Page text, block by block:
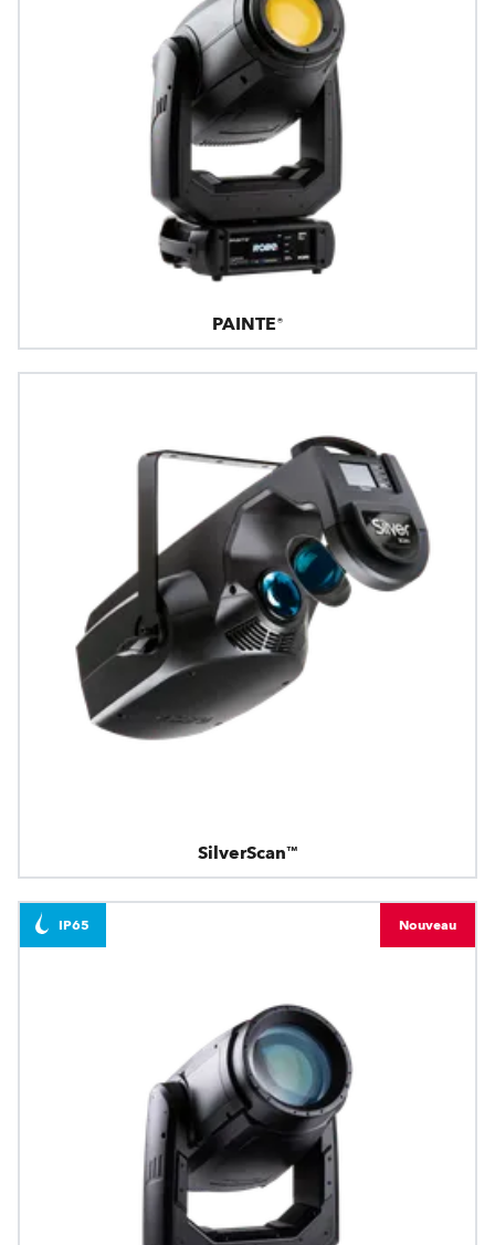
PAINTE®
SilverScan™
IP65 Nouveau